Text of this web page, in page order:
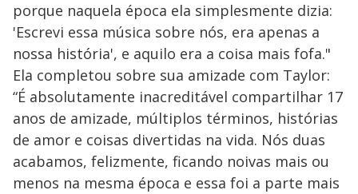
porque naquela época ela simplesmente dizia:
'Escrevi essa música sobre nós, era apenas a
nossa história', e aquilo era a coisa mais fofa."
Ela completou sobre sua amizade com Taylor:
“É absolutamente inacreditável compartilhar 17
anos de amizade, múltiplos términos, histórias
de amor e coisas divertidas na vida. Nós duas
acabamos, felizmente, ficando noivas mais ou
menos na mesma época e essa foi a parte mais